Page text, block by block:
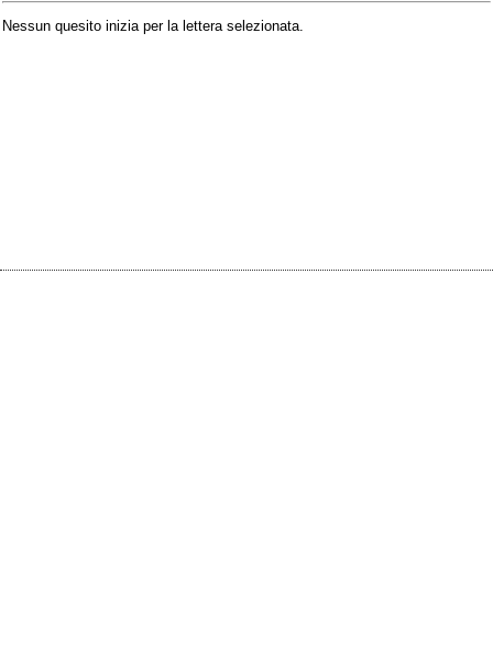
Nessun quesito inizia per la lettera selezionata.